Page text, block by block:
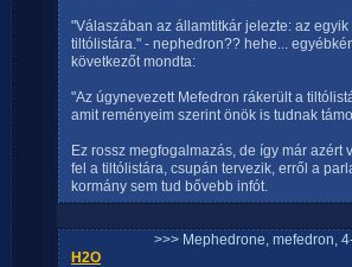
"Válaszában az államtitkár jelezte: az
tiltólistára." - nephedron?? hehe...
következőt mondta:
"Az úgynevezett Mefedron rákerült a
amit reményeim szerint önök is tudnak
Ez rossz megfogalmazás, de így már
fel a tiltólistára, csupán tervezik, erről a
kormány sem tud bővebb infót.
>>> Mephedrone, mefedron,
H2O